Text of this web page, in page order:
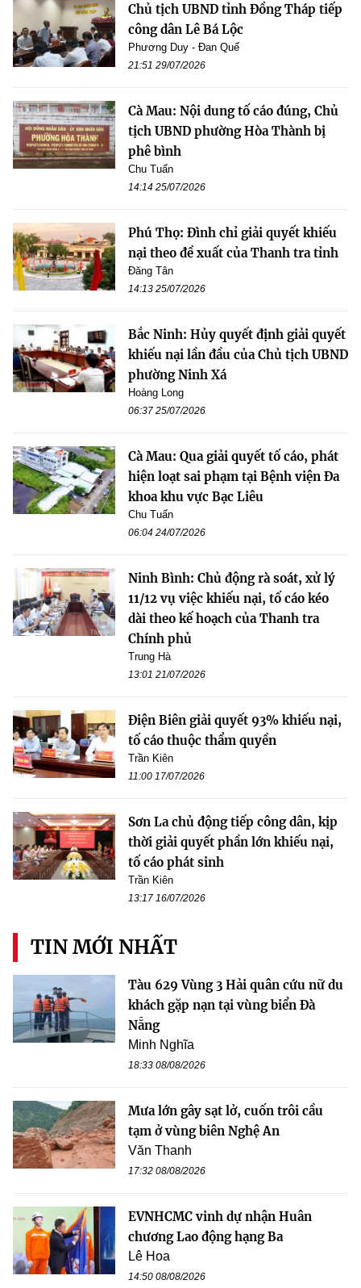
Chủ tịch UBND tỉnh Đồng Tháp tiếp
công dân Lê Bá Lộc
Phương Duy - Đan Quế
21:51 29/07/2026
Cà Mau: Nội dung tố cáo đúng, Chủ
tịch UBND phường Hòa Thành bị
phê bình
Chu Tuấn
14:14 25/07/2026
Phú Thọ: Đình chỉ giải quyết khiếu
nại theo đề xuất của Thanh tra tỉnh
Đăng Tân
14:13 25/07/2026
Bắc Ninh: Hủy quyết định giải quyết
khiếu nại lần đầu của Chủ tịch UBND
phường Ninh Xá
Hoàng Long
06:37 25/07/2026
Cà Mau: Qua giải quyết tố cáo, phát
hiện loạt sai phạm tại Bệnh viện Đa
khoa khu vực Bạc Liêu
Chu Tuấn
06:04 24/07/2026
Ninh Bình: Chủ động rà soát, xử lý
11/12 vụ việc khiếu nại, tố cáo kéo
dài theo kế hoạch của Thanh tra
Chính phủ
Trung Hà
13:01 21/07/2026
Điện Biên giải quyết 93% khiếu nại,
tố cáo thuộc thẩm quyền
Trần Kiên
11:00 17/07/2026
Sơn La chủ động tiếp công dân, kịp
thời giải quyết phần lớn khiếu nại,
tố cáo phát sinh
Trần Kiên
13:17 16/07/2026
TIN MỚI NHẤT
Tàu 629 Vùng 3 Hải quân cứu nữ du
khách gặp nạn tại vùng biển Đà
Nẵng
Minh Nghĩa
18:33 08/08/2026
Mưa lớn gây sạt lở, cuốn trôi cầu
tạm ở vùng biên Nghệ An
Văn Thanh
17:32 08/08/2026
EVNHCMC vinh dự nhận Huân
chương Lao động hạng Ba
Lê Hoa
14:50 08/08/2026